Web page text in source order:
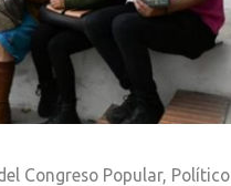
Congreso Popular, Político